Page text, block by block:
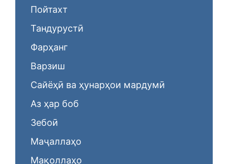
Пойтахт
Тандурустӣ
Фарҳанг
Варзиш
Сайёҳӣ ва ҳунарҳои мардумӣ
Аз ҳар боб
Зебоӣ
Маҷаллаҳо
Мақоллаҳо